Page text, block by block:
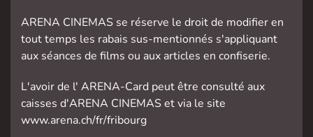
ARENA CINEMAS se réserve le droit de modifier en
tout temps les rabais sus-mentionnés s'appliquant
aux séances de films ou aux articles en confiserie.
L'avoir de l' ARENA-Card peut être consulté aux
caisses d'ARENA CINEMAS et via le site
www.arena.ch/fr/fribourg